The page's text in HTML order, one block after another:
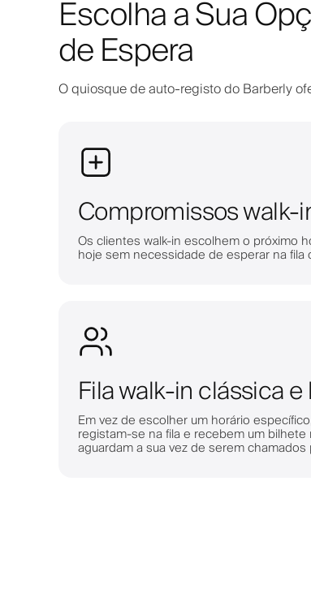
Escolha a Sua
de Espera
O quiosque de auto-registo do Barberly
Compromissos walk-
Os clientes walk-in escolhem o próximo
hoje sem necessidade de esperar na
Fila walk-in clássica
Em vez de escolher um horário
registam-se na fila e recebem um
aguardam a sua vez de serem